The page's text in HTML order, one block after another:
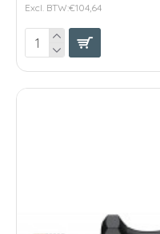
Excl. BTW:€104,64